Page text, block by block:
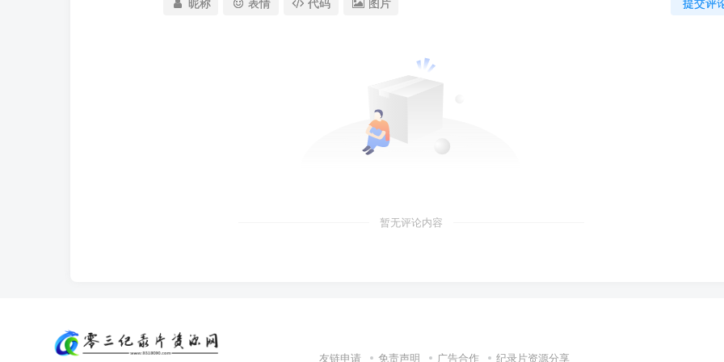
暂无评论内容
友链申请 免责声明 广告合作 纪录片资源分享